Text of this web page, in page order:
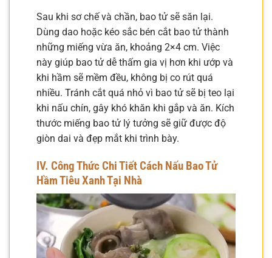
Sau khi sơ chế và chần, bao tử sẽ săn lại.
Dùng dao hoặc kéo sắc bén cắt bao tử thành
những miếng vừa ăn, khoảng 2×4 cm. Việc
này giúp bao tử dễ thấm gia vị hơn khi ướp và
khi hầm sẽ mềm đều, không bị co rút quá
nhiều. Tránh cắt quá nhỏ vì bao tử sẽ bị teo lại
khi nấu chín, gây khó khăn khi gắp và ăn. Kích
thước miếng bao tử lý tưởng sẽ giữ được độ
giòn dai và đẹp mắt khi trình bày.
IV. Công Thức Chi Tiết Cách Nấu Bao Tử
Hầm Tiêu Xanh Tại Nhà